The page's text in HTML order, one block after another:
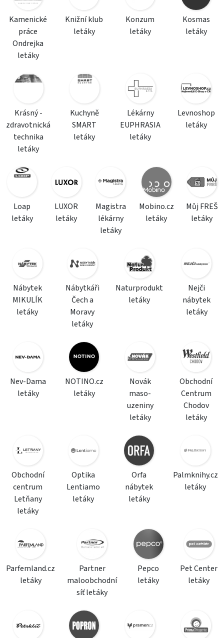
Kamenické
práce
Ondrejka
letáky
Knižní klub
letáky
Konzum
letáky
Kosmas
letáky
Krásný -
zdravotnická
technika
letáky
Kuchyně
SMART
letáky
Lékárny
EUPHRASIA
letáky
Levnoshop
letáky
Loap
letáky
LUXOR
letáky
Magistra
lékárny
letáky
Mobino.cz
letáky
Můj FREŠ
letáky
Nábytek
MIKULÍK
letáky
Nábytkáři
Čech a
Moravy
letáky
Naturprodukt
letáky
Nejči
nábytek
letáky
Nev-Dama
letáky
NOTINO.cz
letáky
Novák
maso-
uzeniny
letáky
Obchodní
Centrum
Chodov
letáky
Obchodní
centrum
Letňany
letáky
Optika
Lentiamo
letáky
Orfa
nábytek
letáky
Palmknihy.cz
letáky
Parfemland.cz
letáky
Partner
maloobchodní
síť letáky
Pepco
letáky
Pet Center
letáky